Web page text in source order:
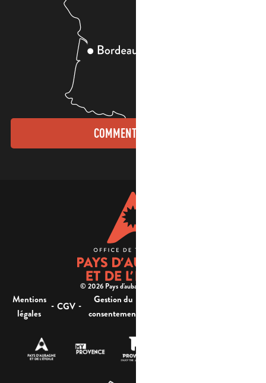
COMMENT VENIR ?
© 2026 Pays d'aubagne et de l'étoile -
Mentions
légales
- CGV -
Gestion du
consentement